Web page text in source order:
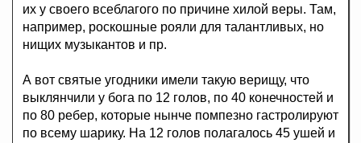
их у своего всеблагого по причине хилой веры. Там,
например, роскошные рояли для талантливых, но
нищих музыкантов и пр.
А вот святые угодники имели такую верищу, что
выклянчили у бога по 12 голов, по 40 конечностей и
по 80 ребер, которые нынче помпезно гастролируют
по всему шарику. На 12 голов полагалось 45 ушей и